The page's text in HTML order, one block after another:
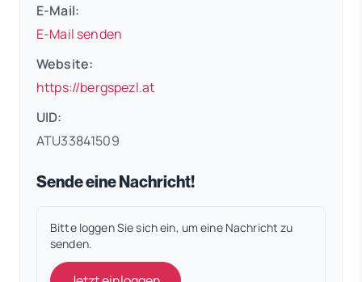
E-Mail:
E-Mail senden
Website:
https://bergspezl.at(öffnet in neuem Tab)
UID:
ATU33841509
Sende eine Nachricht!
Bitte loggen Sie sich ein, um eine Nachricht zu
senden.